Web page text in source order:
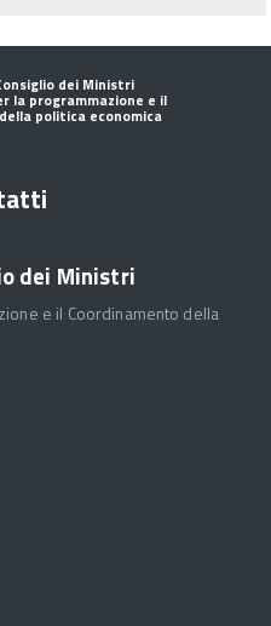
dei Ministri
la programmazione e il
politica economica
dei Ministri
e il Coordinamento della